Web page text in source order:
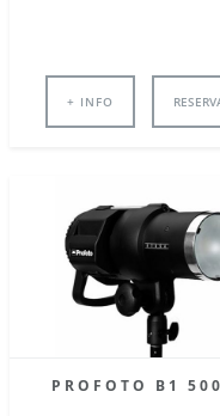
+ INFO
PROFOTO B1